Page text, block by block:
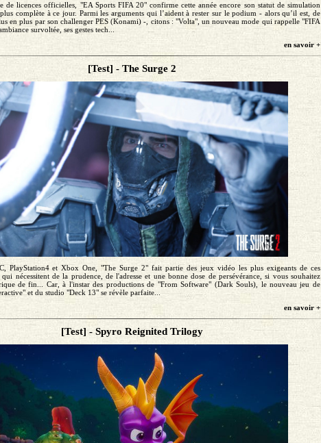
de licences officielles, "EA Sports FIFA 20" confirme cette année encore son statut de simulation
complète à ce jour. Parmi les arguments qui l’aident à rester sur le podium - alors qu’il est, de
en plus par son challenger PES (Konami) -, citons : "Volta", un nouveau mode qui rappelle "FIFA
survoltée, ses gestes tech...
en savoir +
[Test] - The Surge 2
PlayStation4 et Xbox One, "The Surge 2" fait partie des jeux vidéo les plus exigeants de ces
qui nécessitent de la prudence, de l'adresse et une bonne dose de persévérance, si vous souhaitez
de fin... Car, à l'instar des productions de "From Software" (Dark Souls), le nouveau jeu de
et du studio "Deck 13" se révèle parfaite...
en savoir +
[Test] - Spyro Reignited Trilogy